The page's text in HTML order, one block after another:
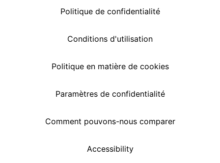
Politique de confidentialité
Conditions d'utilisation
Politique en matière de cookies
Paramètres de confidentialité
Comment pouvons-nous comparer
Accessibility